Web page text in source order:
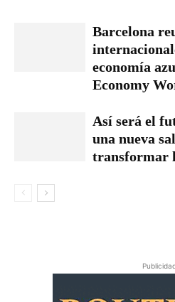
Barcelona
economía
Economy
Así será el
una nueva
transformar